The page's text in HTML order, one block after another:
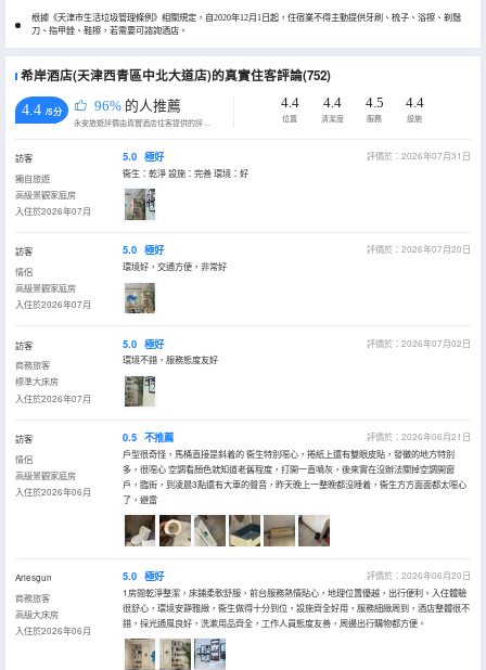
根據《天津市生活垃圾管理條例》相關規定，自2020年12月1日起，住宿業不得主動提供牙刷、梳子、浴擦、剃鬚
刀、指甲銼、鞋擦，若需要可諮詢酒店。
希岸酒店(天津西青區中北大道店)的真實住客評論(752)
4.4 /5分 96% 的人推薦
永安旅遊評價由真實酒店住客提供的評價。
4.4
位置
4.4
清潔度
4.5
服務
4.4
設施
訪客
獨自旅遊
高級景觀家庭房
入住於2026年07月
5.0 極好
評價於：2026年07月31日
衞生：乾淨 設施：完善 環境：好
訪客
情侶
高級景觀家庭房
入住於2026年07月
5.0 極好
評價於：2026年07月20日
環境好，交通方便，非常好
訪客
商務旅客
標準大床房
入住於2026年07月
5.0 極好
評價於：2026年07月02日
環境不錯，服務態度友好
訪客
情侶
高級景觀家庭房
入住於2026年06月
0.5 不推薦
評價於：2026年06月21日
戶型很奇怪，馬桶直接是斜着的 衞生特別噁心，捲紙上還有雙眼皮貼，發黴的地方特別
多，很噁心 空調看顏色就知道老舊程度，打開一直噴灰，後來實在沒辦法關掉空調開窗
戶，臨街，到凌晨3點還有大車的聲音，昨天晚上一整晚都沒睡着，衞生方方面面都太噁心
了，避雷
Ariesgun
商務旅客
高級大床房
入住於2026年06月
5.0 極好
評價於：2026年06月20日
1房間乾淨整潔，床鋪柔軟舒服，前台服務熱情貼心，地理位置優越，出行便利。入住體驗
很舒心，環境安靜雅緻，衞生做得十分到位，設施齊全好用，服務細緻周到，酒店整體很不
錯，採光通風良好，洗漱用品齊全，工作人員態度友善，周邊出行購物都方便。